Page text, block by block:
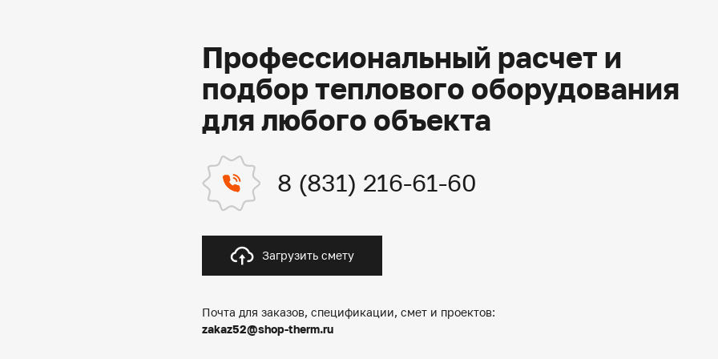
Профессиональный расчет и
подбор теплового оборудования
для любого объекта
8 (831) 216-61-60
Загрузить смету
Почта для заказов, спецификации, смет и проектов:
zakaz52@shop-therm.ru